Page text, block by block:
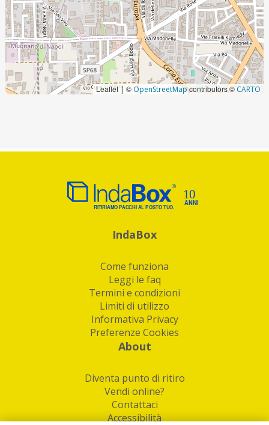
Leaflet| © OpenStreetMapcontributors ©CARTO
IndaBox
Come funziona
Leggi le faq
Termini e condizioni
Limiti di utilizzo
Informativa Privacy
Preferenze Cookies
About
Diventa punto di ritiro
Vendi online?
Contattaci
Accessibilità